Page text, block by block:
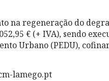
na regeneração do
€ (+ IVA), sendo
Urbano (PEDU),
lamego.pt